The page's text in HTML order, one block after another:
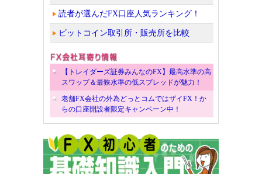
読者が選んだFX口座人気ランキング！
ビットコイン取引所・販売所を比較
【トレイダーズ証券みんなのFX】最高水準の高
スワップ＆最狭水準の低スプレッドが魅力！
老舗FX会社の外為どっとコムではザイFX！か
らの口座開設者限定キャンペーン中！